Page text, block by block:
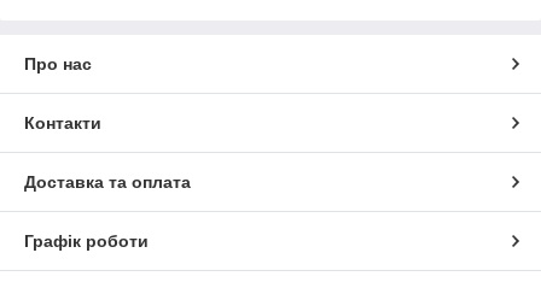
Про нас
Контакти
Доставка та оплата
Графік роботи